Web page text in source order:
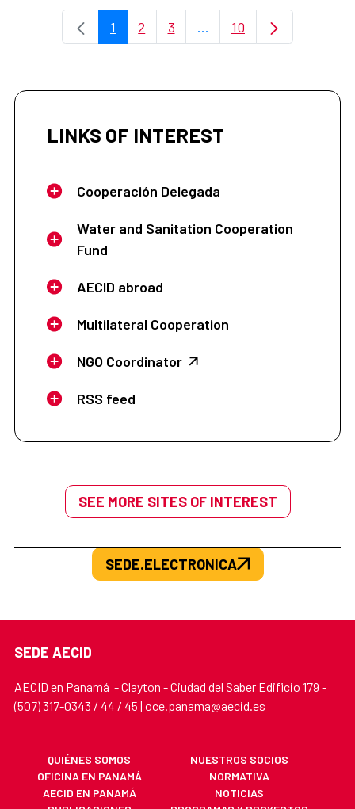
Page
1 Page
2 Page
3 ...Intermediate Pages Use
Page
10
LINKS OF INTEREST
Cooperación Delegada
Water and Sanitation Cooperation
Fund
AECID abroad
Multilateral Cooperation
NGO Coordinator
RSS feed
SEE MORE SITES OF INTEREST
SEDE.ELECTRONICA
SEDE AECID
AECID en Panamá - Clayton - Ciudad del Saber Edificio 179 -
(507) 317-0343 / 44 / 45 | oce.panama@aecid.es
QUIÉNES SOMOS
NUESTROS SOCIOS
OFICINA EN PANAMÁ
NORMATIVA
AECID EN PANAMÁ
NOTICIAS